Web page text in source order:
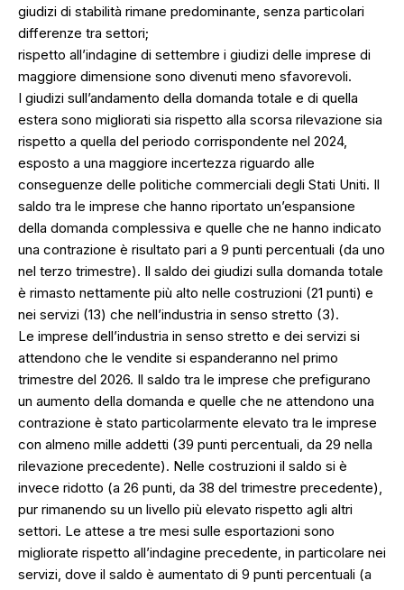
giudizi di stabilità rimane predominante, senza particolari
differenze tra settori;
rispetto all’indagine di settembre i giudizi delle imprese di
maggiore dimensione sono divenuti meno sfavorevoli.
I giudizi sull’andamento della domanda totale e di quella
estera sono migliorati sia rispetto alla scorsa rilevazione sia
rispetto a quella del periodo corrispondente nel 2024,
esposto a una maggiore incertezza riguardo alle
conseguenze delle politiche commerciali degli Stati Uniti. Il
saldo tra le imprese che hanno riportato un’espansione
della domanda complessiva e quelle che ne hanno indicato
una contrazione è risultato pari a 9 punti percentuali (da uno
nel terzo trimestre). Il saldo dei giudizi sulla domanda totale
è rimasto nettamente più alto nelle costruzioni (21 punti) e
nei servizi (13) che nell’industria in senso stretto (3).
Le imprese dell’industria in senso stretto e dei servizi si
attendono che le vendite si espanderanno nel primo
trimestre del 2026. Il saldo tra le imprese che prefigurano
un aumento della domanda e quelle che ne attendono una
contrazione è stato particolarmente elevato tra le imprese
con almeno mille addetti (39 punti percentuali, da 29 nella
rilevazione precedente). Nelle costruzioni il saldo si è
invece ridotto (a 26 punti, da 38 del trimestre precedente),
pur rimanendo su un livello più elevato rispetto agli altri
settori. Le attese a tre mesi sulle esportazioni sono
migliorate rispetto all’indagine precedente, in particolare nei
servizi, dove il saldo è aumentato di 9 punti percentuali (a